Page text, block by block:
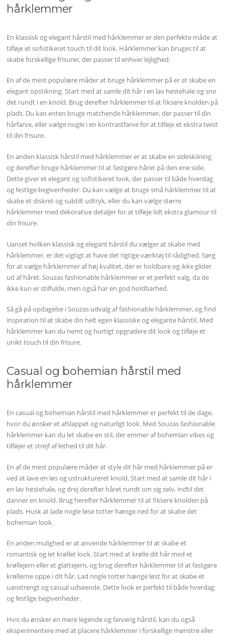
hårklemmer
En klassisk og elegant hårstil med hårklemmer er den perfekte måde at
tilføje et sofistikeret touch til dit look. Hårklemmer kan bruges til at
skabe forskellige frisurer, der passer til enhver lejlighed.
En af de mest populære måder at bruge hårklemmer på er at skabe en
elegant opstikning. Start med at samle dit hår i en lav hestehale og sno
det rundt i en knold. Brug derefter hårklemmer til at fiksere knolden på
plads. Du kan enten bruge matchende hårklemmer, der passer til din
hårfarve, eller vælge nogle i en kontrastfarve for at tilføje et ekstra twist
til din frisure.
En anden klassisk hårstil med hårklemmer er at skabe en sideskilning
og derefter bruge hårklemmer til at fastgøre håret på den ene side.
Dette giver et elegant og sofistikeret look, der passer til både hverdag
og festlige begivenheder. Du kan vælge at bruge små hårklemmer til at
skabe et diskret og subtilt udtryk, eller du kan vælge større
hårklemmer med dekorative detaljer for at tilføje lidt ekstra glamour til
din frisure.
Uanset hvilken klassisk og elegant hårstil du vælger at skabe med
hårklemmer, er det vigtigt at have det rigtige værktøj til rådighed. Sørg
for at vælge hårklemmer af høj kvalitet, der er holdbare og ikke glider
ud af håret. Souzas fashionable hårklemmer er et perfekt valg, da de
ikke kun er stilfulde, men også har en god holdbarhed.
Så gå på opdagelse i Souzas udvalg af fashionable hårklemmer, og find
inspiration til at skabe din helt egen klassiske og elegante hårstil. Med
hårklemmer kan du nemt og hurtigt opgradere dit look og tilføje et
unikt touch til din frisure.
Casual og bohemian hårstil med
hårklemmer
En casual og bohemian hårstil med hårklemmer er perfekt til de dage,
hvor du ønsker et afslappet og naturligt look. Med Souzas fashionable
hårklemmer kan du let skabe en stil, der emmer af bohemian vibes og
tilføjer et strejf af lethed til dit hår.
En af de mest populære måder at style dit hår med hårklemmer på er
ved at lave en løs og ustruktureret knold. Start med at samle dit hår i
en lav hestehale, og drej derefter håret rundt om sig selv, indtil det
danner en knold. Brug herefter hårklemmer til at fiksere knolden på
plads. Husk at lade nogle løse totter hænge ned for at skabe det
bohemian look.
En anden mulighed er at anvende hårklemmer til at skabe et
romantisk og let krøllet look. Start med at krølle dit hår med et
krøllejern eller et glattejern, og brug derefter hårklemmer til at fastgøre
krøllerne oppe i dit hår. Lad nogle totter hænge løst for at skabe et
uanstrengt og casual udseende. Dette look er perfekt til både hverdag
og festlige begivenheder.
Hvis du ønsker en mere legende og farverig hårstil, kan du også
eksperimentere med at placere hårklemmer i forskellige mønstre eller